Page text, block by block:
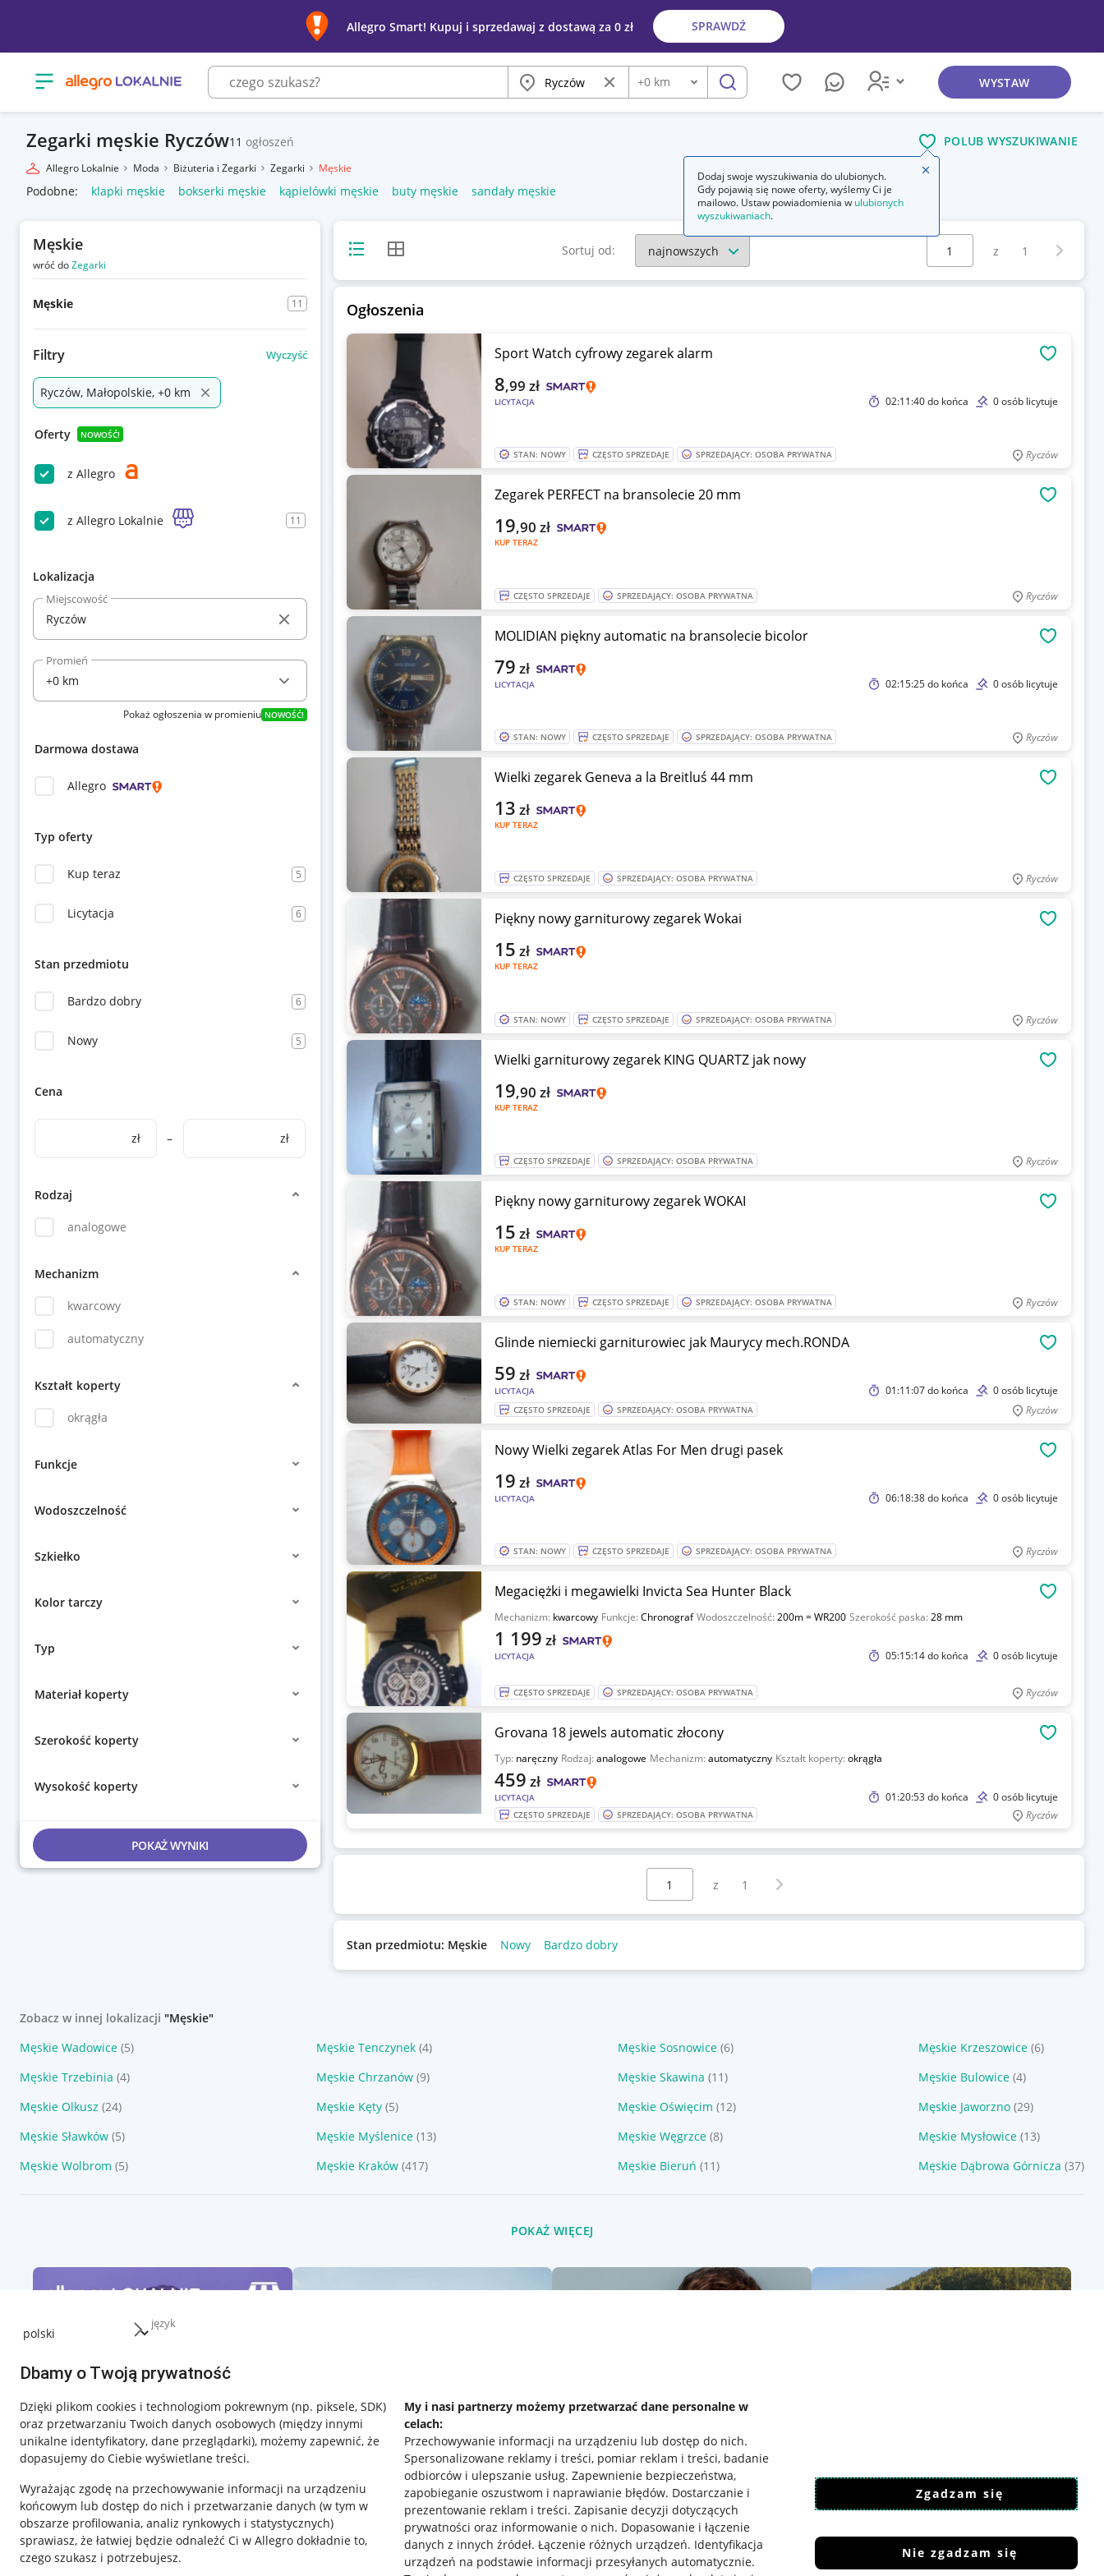
język
Dbamy o Twoją prywatność
Dzięki plikom cookies i technologiom pokrewnym (np. piksele, SDK)
oraz przetwarzaniu Twoich danych osobowych (między innymi
unikalne identyfikatory, dane przeglądarki), możemy zapewnić, że
dopasujemy do Ciebie wyświetlane treści.
Wyrażając zgodę na przechowywanie informacji na urządzeniu
końcowym lub dostęp do nich i przetwarzanie danych (w tym w
obszarze profilowania, analiz rynkowych i statystycznych)
sprawiasz, że łatwiej będzie odnaleźć Ci w Allegro dokładnie to,
czego szukasz i potrzebujesz.
My i nasi partnerzy możemy przetwarzać dane personalne w
celach:
Przechowywanie informacji na urządzeniu lub dostęp do nich.
Spersonalizowane reklamy i treści, pomiar reklam i treści, badanie
odbiorców i ulepszanie usług. Zapewnienie bezpieczeństwa,
zapobieganie oszustwom i naprawianie błędów. Dostarczanie i
prezentowanie reklam i treści. Zapisanie decyzji dotyczących
prywatności oraz informowanie o nich. Dopasowanie i łączenie
danych z innych źródeł. Łączenie różnych urządzeń. Identyfikacja
urządzeń na podstawie informacji przesyłanych automatycznie.
Zgadzam się
Nie zgadzam się
Allegro Smart! Kupuj i sprzedawaj z dostawą za 0 zł SPRAWDŹ
Otwórz menu z kategoriami Miasto Wyczyść frazę
Odległość
+0 km szukaj WYSTAW
Zegarki męskie Ryczów11 ogłoszeń POLUB WYSZUKIWANIE
Allegro Lokalnie Moda Biżuteria i Zegarki Zegarki Męskie
Podobne: klapki męskie bokserki męskie kąpielówki męskie buty męskie sandały męskie
Męskie
wróć doZegarki
Męskie 11
Filtry Wyczyść
Ryczów, Małopolskie, +0 km
Oferty NOWOŚĆ!
z Allegro
z Allegro Lokalnie 11
Lokalizacja
Miejscowość
Promień
Pokaż ogłoszenia w promieniu NOWOŚĆ!
Darmowa dostawa
Allegro
Typ oferty
Kup teraz 5
Licytacja 6
Stan przedmiotu
Bardzo dobry 6
Nowy 5
Cena
zł – zł
Rodzaj
analogowe
Mechanizm
kwarcowy
automatyczny
Kształt koperty
okrągła
Funkcje
Wodoszczelność
Szkiełko
Kolor tarczy
Typ
Materiał koperty
Szerokość koperty
Wysokość koperty
POKAŻ WYNIKI
Widok listyWidok siatki Sortuj od:
Wybierz stronę:
z 1
Ogłoszenia
Sport Watch cyfrowy zegarek alarm
LICYTACJA
8,99 zł
02:11:40do końca 0 osób licytuje
STAN: NOWY CZĘSTO SPRZEDAJE SPRZEDAJĄCY: OSOBA PRYWATNA Ryczów
Zegarek PERFECT na bransolecie 20 mm
KUP TERAZ
19,90 zł
CZĘSTO SPRZEDAJE SPRZEDAJĄCY: OSOBA PRYWATNA Ryczów
MOLIDIAN piękny automatic na bransolecie bicolor
LICYTACJA
79 zł
02:15:25do końca 0 osób licytuje
STAN: NOWY CZĘSTO SPRZEDAJE SPRZEDAJĄCY: OSOBA PRYWATNA Ryczów
Wielki zegarek Geneva a la Breitluś 44 mm
KUP TERAZ
13 zł
CZĘSTO SPRZEDAJE SPRZEDAJĄCY: OSOBA PRYWATNA Ryczów
Piękny nowy garniturowy zegarek Wokai
KUP TERAZ
15 zł
STAN: NOWY CZĘSTO SPRZEDAJE SPRZEDAJĄCY: OSOBA PRYWATNA Ryczów
Wielki garniturowy zegarek KING QUARTZ jak nowy
KUP TERAZ
19,90 zł
CZĘSTO SPRZEDAJE SPRZEDAJĄCY: OSOBA PRYWATNA Ryczów
Piękny nowy garniturowy zegarek WOKAI
KUP TERAZ
15 zł
STAN: NOWY CZĘSTO SPRZEDAJE SPRZEDAJĄCY: OSOBA PRYWATNA Ryczów
Glinde niemiecki garniturowiec jak Maurycy mech.RONDA
LICYTACJA
59 zł
01:11:07do końca 0 osób licytuje
CZĘSTO SPRZEDAJE SPRZEDAJĄCY: OSOBA PRYWATNA Ryczów
Nowy Wielki zegarek Atlas For Men drugi pasek
LICYTACJA
19 zł
06:18:38do końca 0 osób licytuje
STAN: NOWY CZĘSTO SPRZEDAJE SPRZEDAJĄCY: OSOBA PRYWATNA Ryczów
Megaciężki i megawielki Invicta Sea Hunter Black
Mechanizm: kwarcowy Funkcje:Chronograf Wodoszczelność:200m = WR200 Szerokość paska:28 mm
LICYTACJA
1 199 zł
05:15:14do końca 0 osób licytuje
CZĘSTO SPRZEDAJE SPRZEDAJĄCY: OSOBA PRYWATNA Ryczów
Grovana 18 jewels automatic złocony
Typ: naręczny Rodzaj:analogowe Mechanizm:automatyczny Kształt koperty:okrągła
LICYTACJA
459 zł
01:20:53do końca 0 osób licytuje
CZĘSTO SPRZEDAJE SPRZEDAJĄCY: OSOBA PRYWATNA Ryczów
Wybierz stronę:
z 1 Następna strona
Stan przedmiotu: Męskie Nowy Bardzo dobry
Zobacz w innej lokalizacji "Męskie"
Męskie Wadowice (5) Męskie Tenczynek (4) Męskie Sosnowice (6) Męskie Krzeszowice (6)
Męskie Trzebinia (4) Męskie Chrzanów (9) Męskie Skawina (11) Męskie Bulowice (4)
Męskie Olkusz (24) Męskie Kęty (5) Męskie Oświęcim (12) Męskie Jaworzno (29)
Męskie Sławków (5) Męskie Myślenice (13) Męskie Węgrzce (8) Męskie Mysłowice (13)
Męskie Wolbrom (5) Męskie Kraków (417) Męskie Bieruń (11) Męskie Dąbrowa Górnicza (37)
POKAŻ WIĘCEJ
Przydatne informacje Pobierz aplikację
Dodaj swoje wyszukiwania do ulubionych.
Gdy pojawią się nowe oferty, wyślemy Ci je
mailowo. Ustaw powiadomienia w ulubionych
wyszukiwaniach.
Zamknij wskazówkę